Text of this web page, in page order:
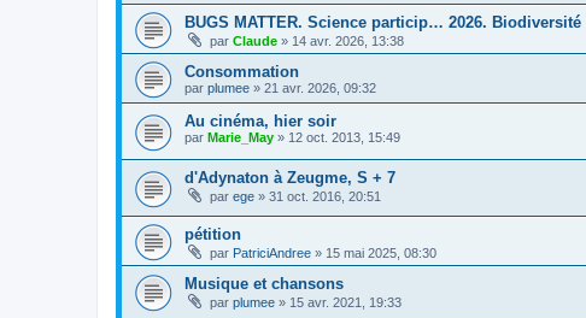
BUGS MATTER. Science particip… 2026. Biodiversité
par Claude » 14 avr. 2026, 13:38
Consommation
par plumee » 21 avr. 2026, 09:32
Au cinéma, hier soir
par Marie_May » 12 oct. 2013, 15:49
d'Adynaton à Zeugme, S + 7
par ege » 31 oct. 2016, 20:51
pétition
par PatriciAndree » 15 mai 2025, 08:30
Musique et chansons
par plumee » 15 avr. 2021, 19:33